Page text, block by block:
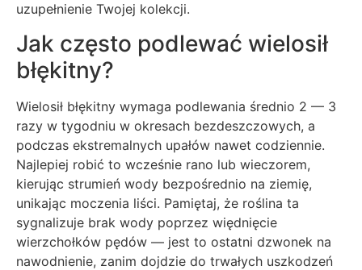
uzupełnienie Twojej kolekcji.
Jak często podlewać wielosił
błękitny?
Wielosił błękitny wymaga podlewania średnio 2 — 3
razy w tygodniu w okresach bezdeszczowych, a
podczas ekstremalnych upałów nawet codziennie.
Najlepiej robić to wcześnie rano lub wieczorem,
kierując strumień wody bezpośrednio na ziemię,
unikając moczenia liści. Pamiętaj, że roślina ta
sygnalizuje brak wody poprzez więdnięcie
wierzchołków pędów — jest to ostatni dzwonek na
nawodnienie, zanim dojdzie do trwałych uszkodzeń